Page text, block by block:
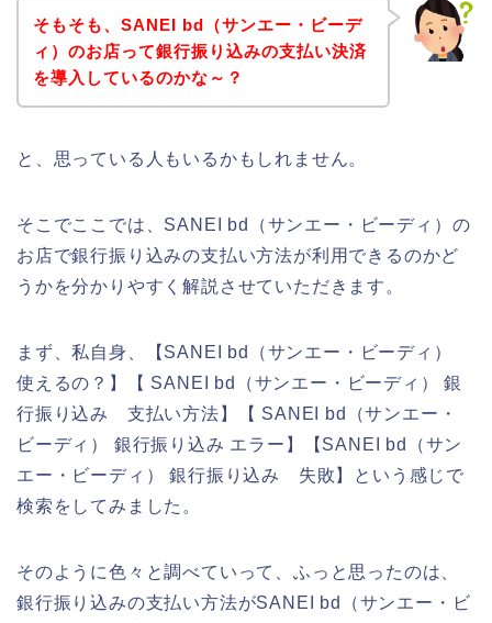
そもそも、SANEI bd（サンエー・ビーデ
ィ）のお店って銀行振り込みの支払い決済
を導入しているのかな～？
と、思っている人もいるかもしれません。
そこでここでは、SANEI bd（サンエー・ビーディ）の
お店で銀行振り込みの支払い方法が利用できるのかど
うかを分かりやすく解説させていただきます。
まず、私自身、【SANEI bd（サンエー・ビーディ）
使えるの？】【 SANEI bd（サンエー・ビーディ） 銀
行振り込み 支払い方法】【 SANEI bd（サンエー・
ビーディ） 銀行振り込み エラー】【SANEI bd（サン
エー・ビーディ） 銀行振り込み 失敗】という感じで
検索をしてみました。
そのように色々と調べていって、ふっと思ったのは、
銀行振り込みの支払い方法がSANEI bd（サンエー・ビ